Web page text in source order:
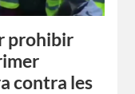
prohibir
contra les